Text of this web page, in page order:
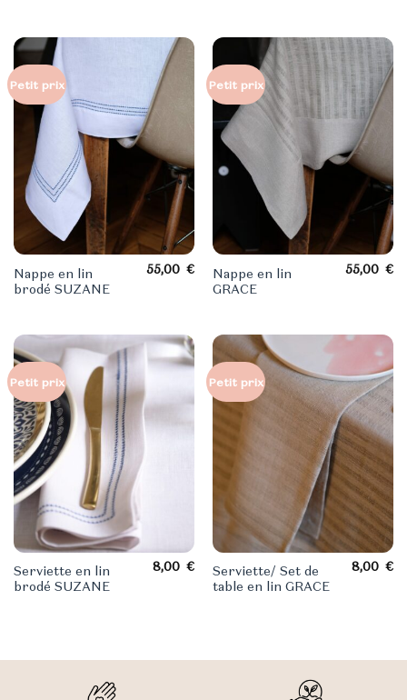
Petit prix
Nappe en lin
brodé SUZANE
55,00€
Petit prix
Nappe en lin
GRACE
55,00€
Petit prix
Serviette en lin
brodé SUZANE
8,00€
Petit prix
Serviette/ Set de
table en lin GRACE
8,00€